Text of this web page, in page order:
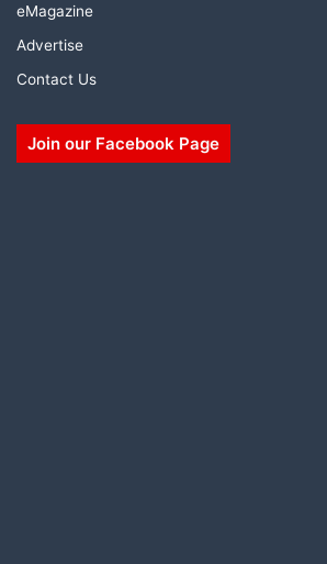
eMagazine
Advertise
Contact Us
Join our Facebook Page